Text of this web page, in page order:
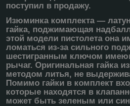
поступил в продажу.
Изюминка комплекта ―
гайка, поджимающая
этой модели пистолета она
ломаться из-за сильного
шестигранным ключом
рычаг. Оригинальная гайка
методом литья, не
Помимо гайки в комплект
которые находятся в
может быть зеленым или